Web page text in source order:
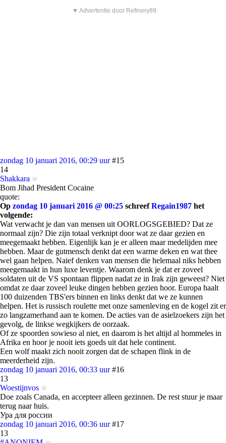
▼ Advertentie door Refinery89
zondag 10 januari 2016, 00:29 uur #15
14
Shakkara
Bom Jihad President Cocaine
quote:
Op zondag 10 januari 2016 @ 00:25 schreefRegain1987 het
volgende:
Wat verwacht je dan van mensen uit OORLOGSGEBIED? Dat ze
normaal zijn? Die zijn totaal verknipt door wat ze daar gezien en
meegemaakt hebben. Eigenlijk kan je er alleen maar medelijden mee
hebben. Maar de gutmensch denkt dat een warme deken en wat thee
wel gaan helpen. Naief denken van mensen die helemaal niks hebben
meegemaakt in hun luxe leventje. Waarom denk je dat er zoveel
soldaten uit de VS spontaan flippen nadat ze in Irak zijn geweest? Niet
omdat ze daar zoveel leuke dingen hebben gezien hoor. Europa haalt
100 duizenden TBS'ers binnen en links denkt dat we ze kunnen
helpen. Het is russisch roulette met onze samenleving en de kogel zit er
zo langzamerhand aan te komen. De acties van de asielzoekers zijn het
gevolg, de linkse wegkijkers de oorzaak.
Of ze spoorden sowieso al niet, en daarom is het altijd al hommeles in
Afrika en hoor je nooit iets goeds uit dat hele continent.
Een wolf maakt zich nooit zorgen dat de schapen flink in de
meerderheid zijn.
zondag 10 januari 2016, 00:33 uur #16
13
Woestijnvos
Doe zoals Canada, en accepteer alleen gezinnen. De rest stuur je maar
terug naar huis.
Ура для россии
zondag 10 januari 2016, 00:36 uur #17
13